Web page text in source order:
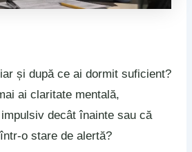
și după ce ai dormit suficient?
ai claritate mentală,
decât înainte sau că
o stare de alertă?